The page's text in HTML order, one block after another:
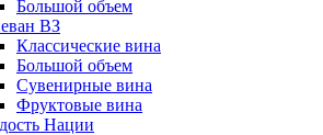
Большой объем
ВЗ
Классические вина
Большой объем
Сувенирные вина
Фруктовые вина
Нации